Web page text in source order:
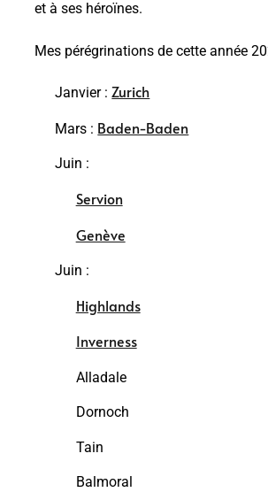
et à ses héroïnes.
Mes pérégrinations de cette année
Janvier :Zurich
Mars : Baden-Baden
Juin :
Servion
Genève
Juin :
Highlands
Inverness
Alladale
Dornoch
Tain
Balmoral